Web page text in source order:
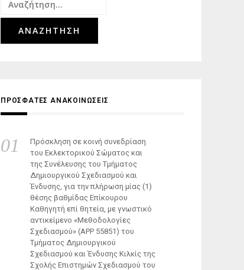
για:
ΠΡΟΣΦΑΤΕΣ ΑΝΑΚΟΙΝΩΣΕΙΣ
Πρόσκληση σε κοινή συνεδρίαση
του Εκλεκτορικού Σώματος και
της Συνέλευσης του Τμήματος
Δημιουργικού Σχεδιασμού και
Ένδυσης, για την πλήρωση μίας (1)
θέσης βαθμίδας Επίκουρου
Καθηγητή επί θητεία, με γνωστικό
αντικείμενο «Μεθοδολογίες
Σχεδιασμού» (ΑΡΡ 55851) του
Τμήματος Δημιουργικού
Σχεδιασμού και Ένδυσης Κιλκίς της
Σχολής Επιστημών Σχεδιασμού του